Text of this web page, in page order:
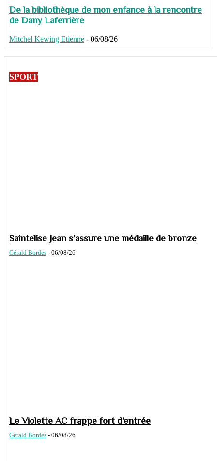
De la bibliothèque de mon enfance à la rencontre
de Dany Laferrière
Mitchel Kewing Etienne - 06/08/26
SPORT
Saintelise Jean s’assure une médaille de bronze
Gérald Bordes - 06/08/26
Le Violette AC frappe fort d’entrée
Gérald Bordes - 06/08/26